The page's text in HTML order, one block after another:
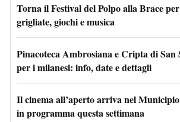
Torna il Festival del Polpo alla Brace
grigliate, giochi e musica
Pinacoteca Ambrosiana e Cripta di San
per i milanesi: info, date e dettagli
Il cinema all’aperto arriva nel
in programma questa settimana